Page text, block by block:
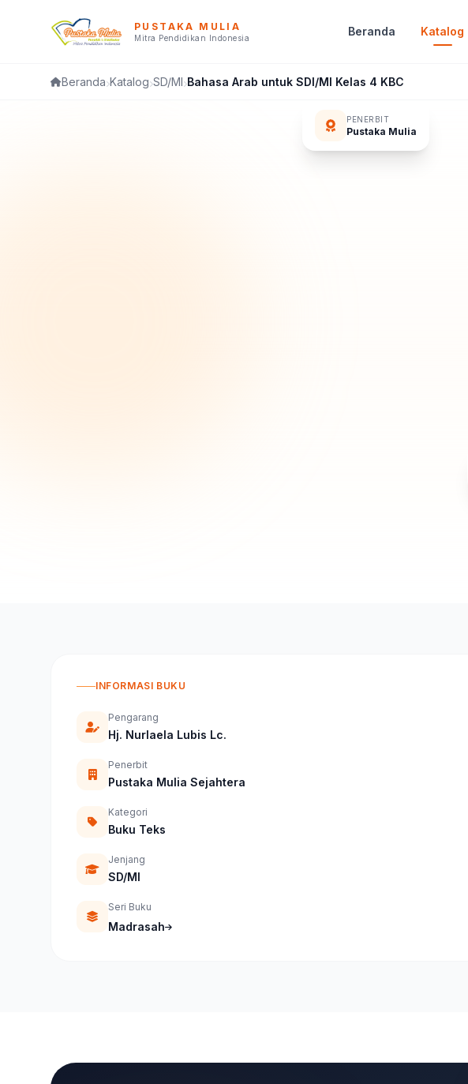
PUSTAKA MULIA
Mitra Pendidikan Indonesia Beranda Katalog
Beranda Katalog SD/MI Bahasa Arab untuk SDI/MI Kelas 4 KBC
PENERBIT
Pustaka Mulia
INFORMASI BUKU
Pengarang
Hj. Nurlaela Lubis Lc.
Penerbit
Pustaka Mulia Sejahtera
Kategori
Buku Teks
Jenjang
SD/MI
Seri Buku
Madrasah